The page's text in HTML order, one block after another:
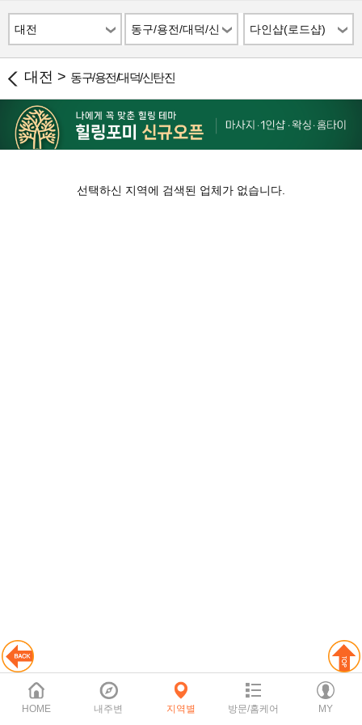
대전
동구/용전/대덕/신
탄진
다인샵(로드샵)
대전 > 동구/용전/대덕/신탄진
선택하신 지역에 검색된 업체가 없습니다.
HOME 내주변 지역별 방문/홈케어 MY